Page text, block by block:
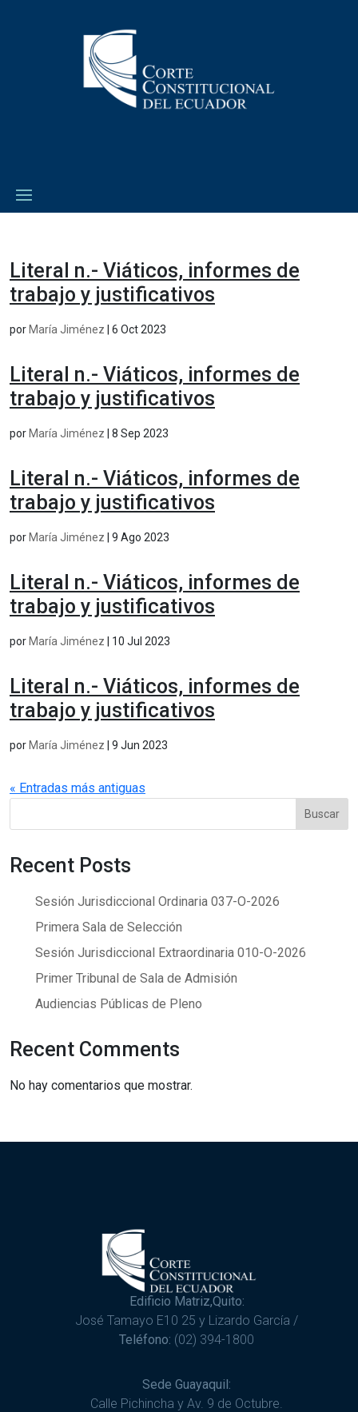
Literal n.- Viáticos, informes de
trabajo y justificativos
por María Jiménez 6 Oct 2023
Literal n.- Viáticos, informes de
trabajo y justificativos
por María Jiménez 8 Sep 2023
Literal n.- Viáticos, informes de
trabajo y justificativos
por María Jiménez 9 Ago 2023
Literal n.- Viáticos, informes de
trabajo y justificativos
por María Jiménez 10 Jul 2023
Literal n.- Viáticos, informes de
trabajo y justificativos
por María Jiménez 9 Jun 2023
« Entradas más antiguas
Buscar
Recent Posts
Sesión Jurisdiccional Ordinaria 037-O-2026
Primera Sala de Selección
Sesión Jurisdiccional Extraordinaria 010-O-2026
Primer Tribunal de Sala de Admisión
Audiencias Públicas de Pleno
Recent Comments
No hay comentarios que mostrar.
Edificio Matriz,Quito:
José Tamayo E10 25 y Lizardo García /
Teléfono: (02) 394-1800
Sede Guayaquil:
Calle Pichincha y Av. 9 de Octubre.